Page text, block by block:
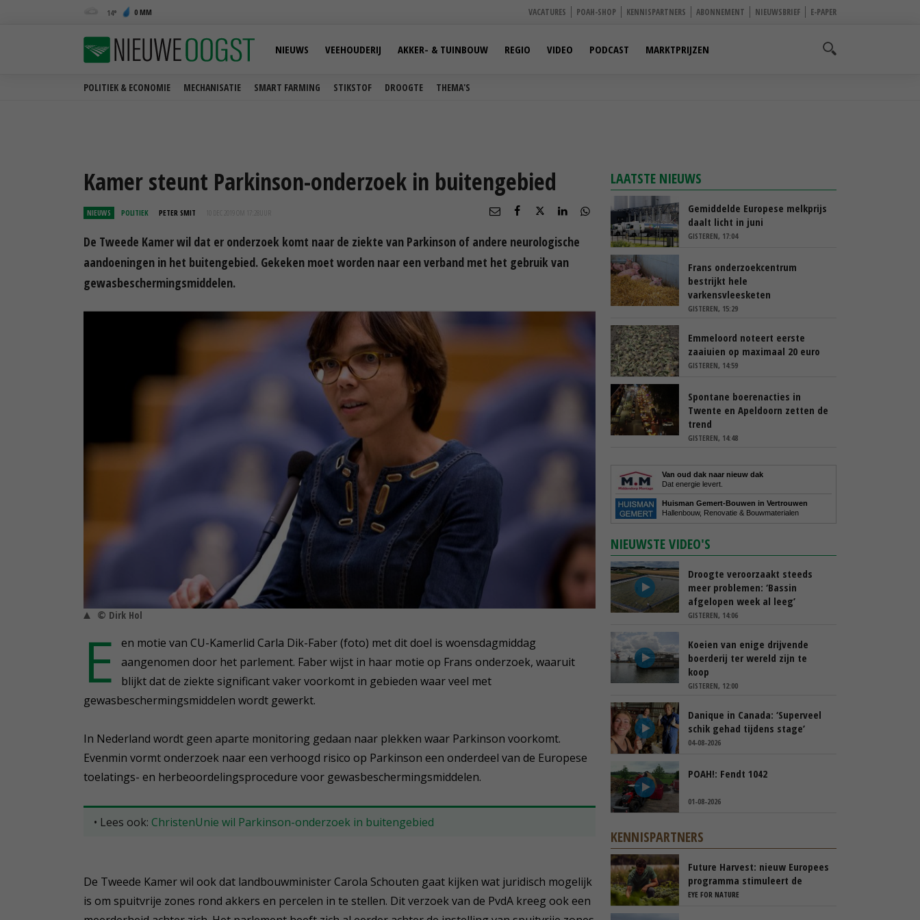
14 0 MM VACATURES POAH-SHOP KENNISPARTNERS ABONNEMENT NIEUWSBRIEF E-PAPER
POLITIEK & ECONOMIE MECHANISATIE SMART FARMING STIKSTOF DROOGTE THEMA'S
NIEUWS VEEHOUDERIJ AKKER- & TUINBOUW REGIO VIDEO PODCAST MARKTPRIJZEN
Kamer steunt Parkinson-onderzoek in buitengebied
NIEUWS POLITIEK PETER SMIT 10 DEC 2019 OM 17:28
De Tweede Kamer wil dat er onderzoek komt naar de ziekte van Parkinson of andere neurologische
aandoeningen in het buitengebied. Gekeken moet worden naar een verband met het gebruik van
gewasbeschermingsmiddelen.
© Dirk Hol
E
en motie van CU-Kamerlid Carla Dik-Faber (foto) met dit doel is woensdagmiddag
aangenomen door het parlement. Faber wijst in haar motie op Frans onderzoek, waaruit
blijkt dat de ziekte significant vaker voorkomt in gebieden waar veel met
gewasbeschermingsmiddelen wordt gewerkt.
In Nederland wordt geen aparte monitoring gedaan naar plekken waar Parkinson voorkomt.
Evenmin vormt onderzoek naar een verhoogd risico op Parkinson een onderdeel van de Europese
toelatings- en herbeoordelingsprocedure voor gewasbeschermingsmiddelen.
• Lees ook: ChristenUnie wil Parkinson-onderzoek in buitengebied
De Tweede Kamer wil ook dat landbouwminister Carola Schouten gaat kijken wat juridisch mogelijk
is om spuitvrije zones rond akkers en percelen in te stellen. Dit verzoek van de PvdA kreeg ook een
LAATSTE NIEUWS
Gemiddelde Europese melkprijs
daalt licht in juni
GISTEREN, 17:04
Frans onderzoekcentrum
bestrijkt hele
varkensvleesketen
GISTEREN, 15:29
Emmeloord noteert eerste
zaaiuien op maximaal 20 euro
GISTEREN, 14:59
Spontane boerenacties in
Twente en Apeldoorn zetten de
trend
GISTEREN, 14:48
Van oud dak naar nieuw dak
Dat energie levert.
Huisman Gemert-Bouwen in Vertrouwen
Hallenbouw, Renovatie & Bouwmaterialen
NIEUWSTE VIDEO'S
Droogte veroorzaakt steeds
meer problemen: ‘Bassin
afgelopen week al leeg’
GISTEREN, 14:06
Koeien van enige drijvende
boerderij ter wereld zijn te
koop
GISTEREN, 12:00
Danique in Canada: ‘Superveel
schik gehad tijdens stage’
04-08-2026
POAH!: Fendt 1042
01-08-2026
KENNISPARTNERS
Future Harvest: nieuw Europees
programma stimuleert de
nieuwe generatie boeren in
EYE FOR NATURE